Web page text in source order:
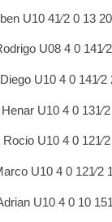
U10 41⁄2 0 13
U08 4 0
U10 4 0 141⁄2
U10 4 0 131⁄2
U10 4 0
U10 4 0 121⁄2
U10 4 0 10